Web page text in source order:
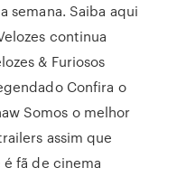
semana. Saiba aqui
continua
& Furiosos
Confira o
Somos o melhor
assim que
é fã de cinema